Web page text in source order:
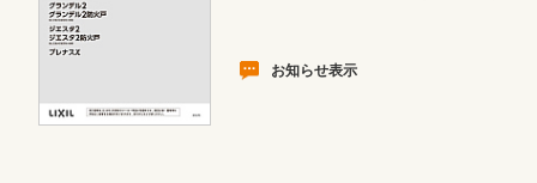
お知らせ表示